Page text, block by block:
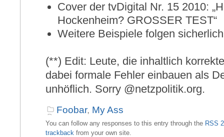
Cover der tvDigital Nr. 15 2010:
Hockenheim? GROSSER TEST“
Weitere Beispiele folgen
(**) Edit: Leute, die inhaltlich
dabei formale Fehler einbauen als
unhöflich. Sorry @netzpolitik.org.
Foobar, My Ass
You can follow any responses to this entry through the RSS
trackback from your own site.